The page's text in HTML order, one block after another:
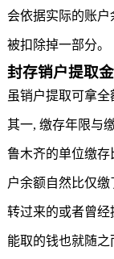
会依据实际的账
被扣除掉一部分。
封存销户提取
虽销户提取可拿全
其一, 缴存年限与
鲁木齐的单位缴存
户余额自然比仅
转过来的或者曾
能取的钱也就随